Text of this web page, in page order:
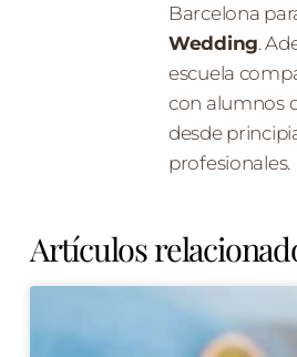
Barcelona
Wedding.
escuela
con alumnos
desde
profesionales.
Artículos